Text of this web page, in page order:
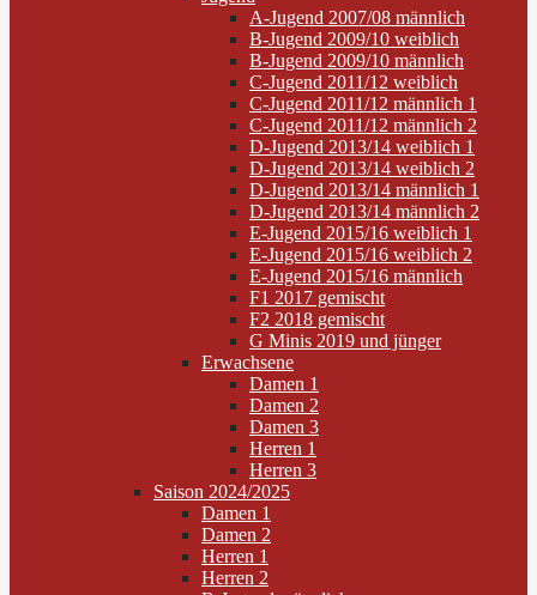
A-Jugend 2007/08 männlich
B-Jugend 2009/10 weiblich
B-Jugend 2009/10 männlich
C-Jugend 2011/12 weiblich
C-Jugend 2011/12 männlich 1
C-Jugend 2011/12 männlich 2
D-Jugend 2013/14 weiblich 1
D-Jugend 2013/14 weiblich 2
D-Jugend 2013/14 männlich 1
D-Jugend 2013/14 männlich 2
E-Jugend 2015/16 weiblich 1
E-Jugend 2015/16 weiblich 2
E-Jugend 2015/16 männlich
F1 2017 gemischt
F2 2018 gemischt
G Minis 2019 und jünger
Erwachsene
Damen 1
Damen 2
Damen 3
Herren 1
Herren 3
Saison 2024/2025
Damen 1
Damen 2
Herren 1
Herren 2